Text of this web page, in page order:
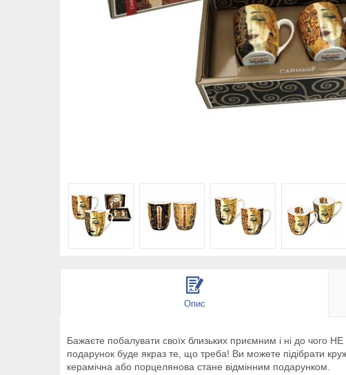
Опис
Бажаєте побалувати своїх близьких приємним і ні до чого
подарунок буде якраз те, що треба! Ви можете підібрати
керамічна або порцелянова стане відмінним подарунком.